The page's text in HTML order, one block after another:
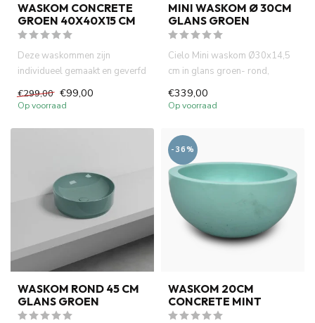
WASKOM CONCRETE
GROEN 40X40X15 CM
Deze waskommen zijn
individueel gemaakt en geverfd
met natuurlijke verf. Dit zor...
€299,00 €99,00
Op voorraad
MINI WASKOM Ø 30CM
GLANS GROEN
Cielo Mini waskom Ø30x14,5
cm in glans groen- rond,
compact en modern. Perfect v...
€339,00
Op voorraad
WASKOM ROND 45 CM
GLANS GROEN
-36%
WASKOM 20CM
CONCRETE MINT